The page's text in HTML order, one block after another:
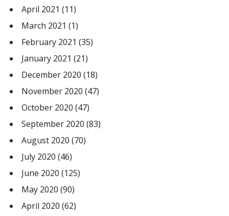
April 2021 (11)
March 2021 (1)
February 2021 (35)
January 2021 (21)
December 2020 (18)
November 2020 (47)
October 2020 (47)
September 2020 (83)
August 2020 (70)
July 2020 (46)
June 2020 (125)
May 2020 (90)
April 2020 (62)